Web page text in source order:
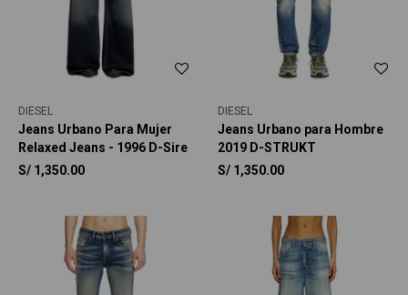
DIESEL
Jeans Urbano Para Mujer
Relaxed Jeans - 1996 D-Sire
S/ 1,350.00
DIESEL
Jeans Urbano para Hombre
2019 D-STRUKT
S/ 1,350.00